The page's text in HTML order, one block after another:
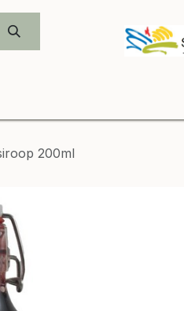
200ml